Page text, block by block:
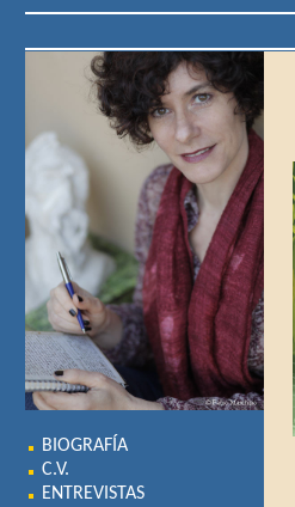
BIOGRAFÍA
C.V.
ENTREVISTAS